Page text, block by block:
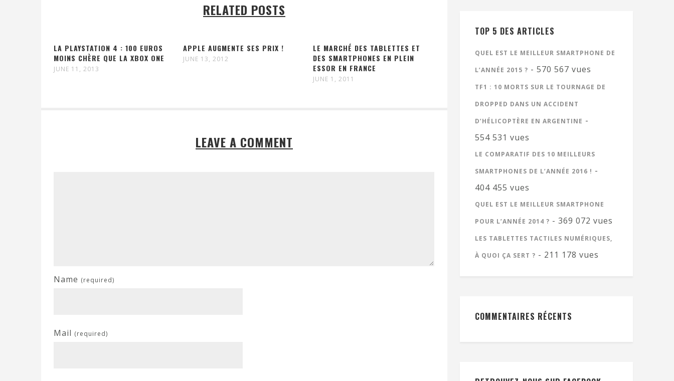
RELATED POSTS
LA PLAYSTATION 4 : 100 EUROS
MOINS CHÈRE QUE LA XBOX ONE
JUNE 11, 2013
APPLE AUGMENTE SES PRIX !
JUNE 13, 2012
LE MARCHÉ DES TABLETTES ET
DES SMARTPHONES EN PLEIN
ESSOR EN FRANCE
JUNE 1, 2011
LEAVE A COMMENT
Name (required)
Mail (required)
TOP 5 DES ARTICLES
QUEL EST LE MEILLEUR SMARTPHONE DE
L’ANNÉE 2015 ? - 570 567 vues
TF1 : 10 MORTS SUR LE TOURNAGE DE
DROPPED DANS UN ACCIDENT
D’HÉLICOPTÈRE EN ARGENTINE -
554 531 vues
LE COMPARATIF DES 10 MEILLEURS
SMARTPHONES DE L’ANNÉE 2016 ! -
404 455 vues
QUEL EST LE MEILLEUR SMARTPHONE
POUR L’ANNÉE 2014 ? - 369 072 vues
LES TABLETTES TACTILES NUMÉRIQUES,
À QUOI ÇA SERT ? - 211 178 vues
COMMENTAIRES RÉCENTS